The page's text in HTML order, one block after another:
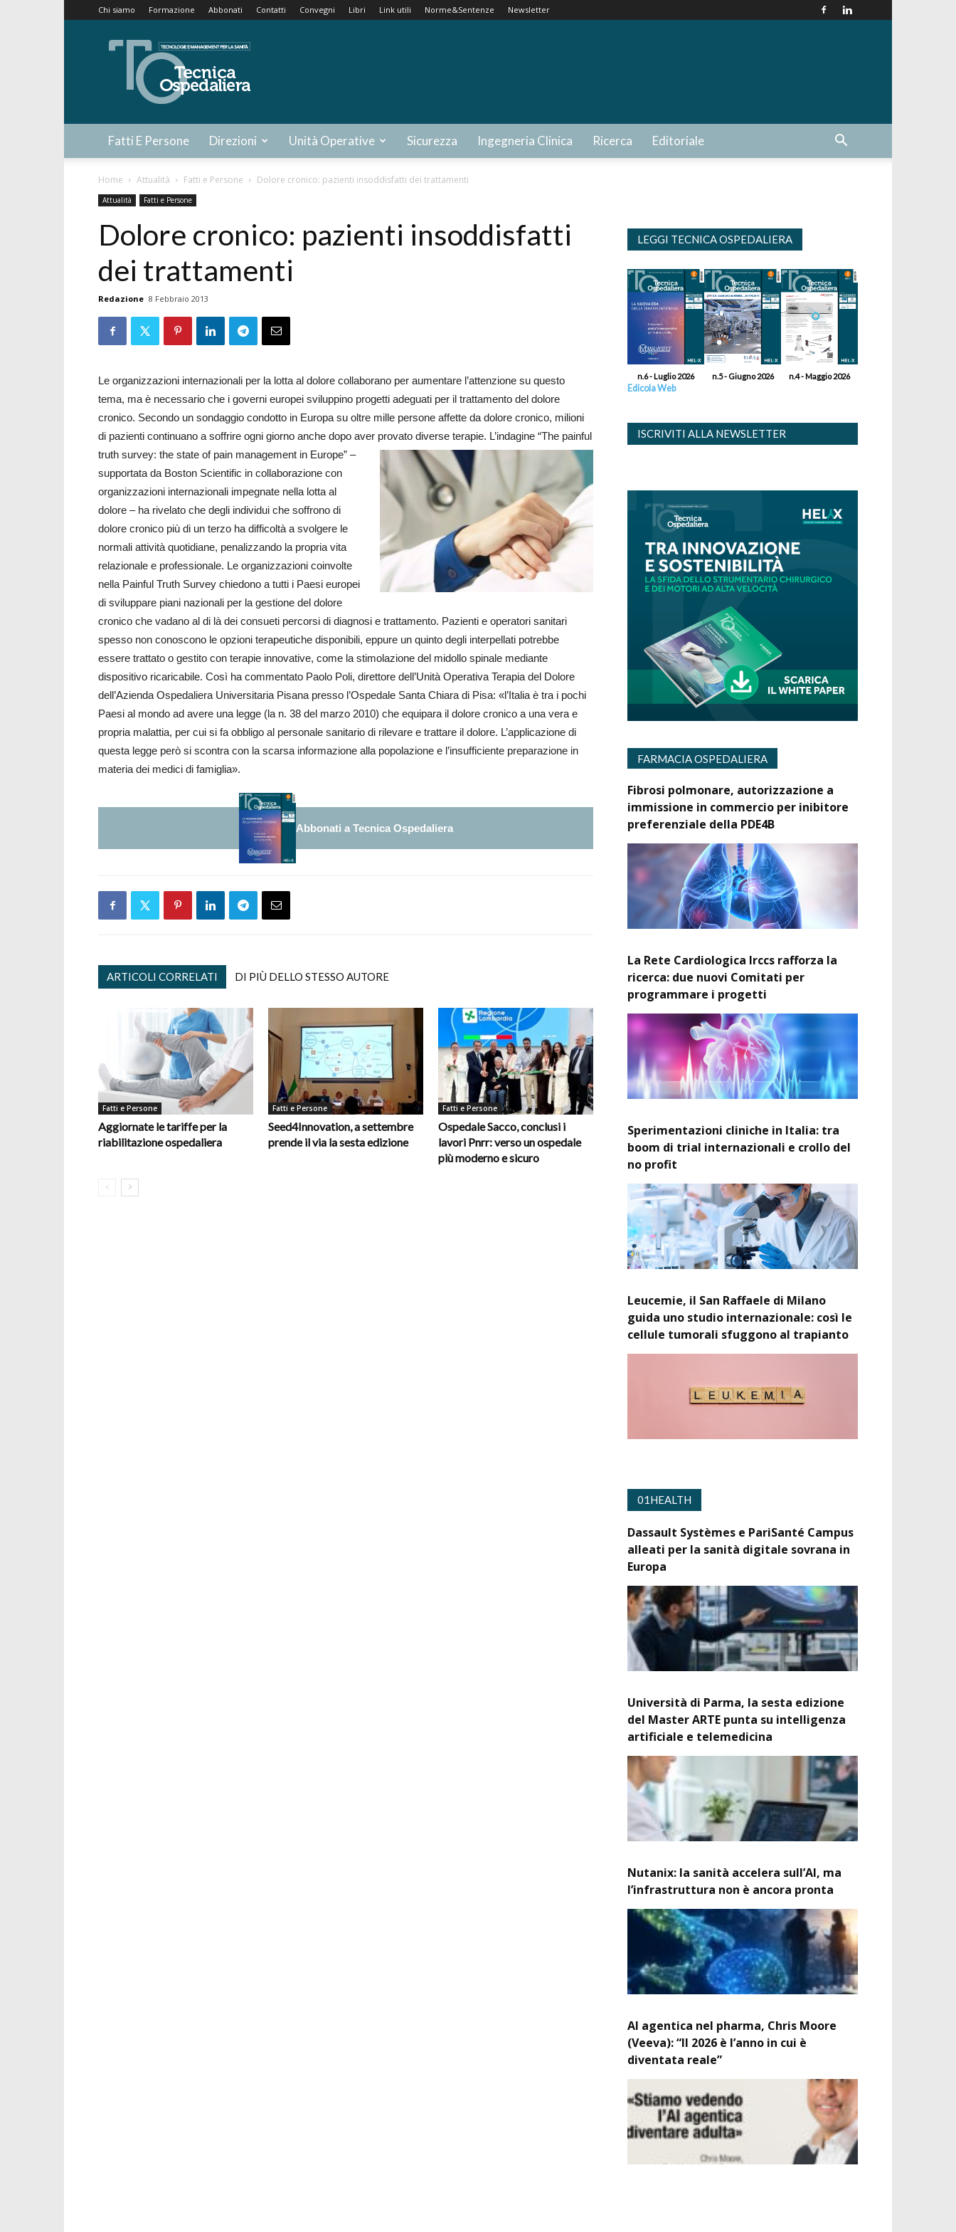
Chi siamo Formazione Abbonati Contatti Convegni Libri Link utili Norme&Sentenze Newsletter
Tecnica
Ospedaliera
Fatti E Persone Direzioni Unità Operative Sicurezza Ingegneria Clinica Ricerca Editoriale
Home Attualità Fatti e Persone Dolore cronico: pazienti insoddisfatti dei trattamenti
Attualità Fatti e Persone
Dolore cronico: pazienti insoddisfatti
dei trattamenti
Redazione 8 Febbraio 2013
Le organizzazioni internazionali per la lotta al dolore collaborano per aumentare l’attenzione su questo
tema, ma è necessario che i governi europei sviluppino progetti adeguati per il trattamento del dolore
cronico. Secondo un sondaggio condotto in Europa su oltre mille persone affette da dolore cronico, milioni
di pazienti continuano a soffrire ogni giorno anche dopo aver provato diverse terapie. L’indagine “The painful
truth survey: the state of pain management in Europe” –
supportata da Boston Scientific in collaborazione con
organizzazioni internazionali impegnate nella lotta al
dolore – ha rivelato che degli individui che soffrono di
dolore cronico più di un terzo ha difficoltà a svolgere le
normali attività quotidiane, penalizzando la propria vita
relazionale e professionale. Le organizzazioni coinvolte
nella Painful Truth Survey chiedono a tutti i Paesi europei
di sviluppare piani nazionali per la gestione del dolore
cronico che vadano al di là dei consueti percorsi di diagnosi e trattamento. Pazienti e operatori sanitari
spesso non conoscono le opzioni terapeutiche disponibili, eppure un quinto degli interpellati potrebbe
essere trattato o gestito con terapie innovative, come la stimolazione del midollo spinale mediante
dispositivo ricaricabile. Così ha commentato Paolo Poli, direttore dell’Unità Operativa Terapia del Dolore
dell’Azienda Ospedaliera Universitaria Pisana presso l’Ospedale Santa Chiara di Pisa: «l’Italia è tra i pochi
Paesi al mondo ad avere una legge (la n. 38 del marzo 2010) che equipara il dolore cronico a una vera e
propria malattia, per cui si fa obbligo al personale sanitario di rilevare e trattare il dolore. L’applicazione di
questa legge però si scontra con la scarsa informazione alla popolazione e l’insufficiente preparazione in
materia dei medici di famiglia».
Abbonati a Tecnica Ospedaliera
ARTICOLI CORRELATI DI PIÙ DELLO STESSO AUTORE
Fatti e Persone
Aggiornate le tariffe per la
riabilitazione ospedaliera
Fatti e Persone
Seed4Innovation, a settembre
prende il via la sesta edizione
Fatti e Persone
Ospedale Sacco, conclusi i
lavori Pnrr: verso un ospedale
più moderno e sicuro
LEGGI TECNICA OSPEDALIERA
n.6 - Luglio 2026 n.5 - Giugno 2026 n.4 - Maggio 2026
Edicola Web
ISCRIVITI ALLA NEWSLETTER
FARMACIA OSPEDALIERA
Fibrosi polmonare, autorizzazione a
immissione in commercio per inibitore
preferenziale della PDE4B
La Rete Cardiologica Irccs rafforza la
ricerca: due nuovi Comitati per
programmare i progetti
Sperimentazioni cliniche in Italia: tra
boom di trial internazionali e crollo del
no profit
Leucemie, il San Raffaele di Milano
guida uno studio internazionale: così le
cellule tumorali sfuggono al trapianto
01HEALTH
Dassault Systèmes e PariSanté Campus
alleati per la sanità digitale sovrana in
Europa
Università di Parma, la sesta edizione
del Master ARTE punta su intelligenza
artificiale e telemedicina
Nutanix: la sanità accelera sull’AI, ma
l’infrastruttura non è ancora pronta
AI agentica nel pharma, Chris Moore
(Veeva): “Il 2026 è l’anno in cui è
diventata reale”